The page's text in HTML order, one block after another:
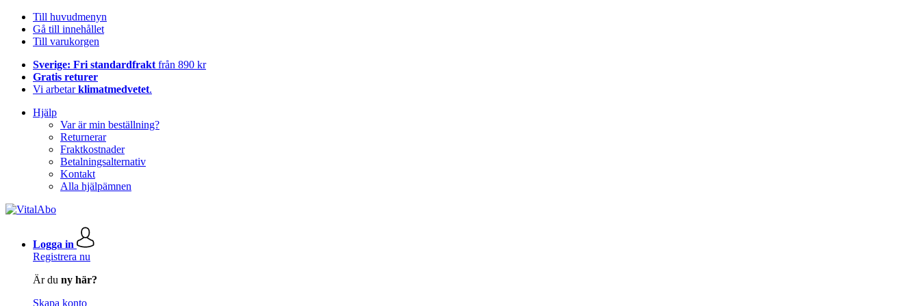
Till huvudmenyn
Gå till innehållet
Till varukorgen
Sverige: Fri standardfrakt från 890 kr
Gratis returer
Vi arbetarklimatmedvetet.
Hjälp
Var är min beställning?
Returnerar
Fraktkostnader
Betalningsalternativ
Kontakt
Alla hjälpämnen
Logga in
Registrera nu
Är du ny här?
Skapa konto